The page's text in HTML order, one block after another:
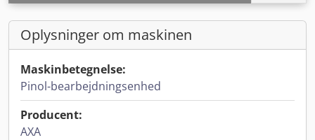
Oplysninger om maskinen
Maskinbetegnelse:
Pinol-bearbejdningsenhed
Producent:
AXA